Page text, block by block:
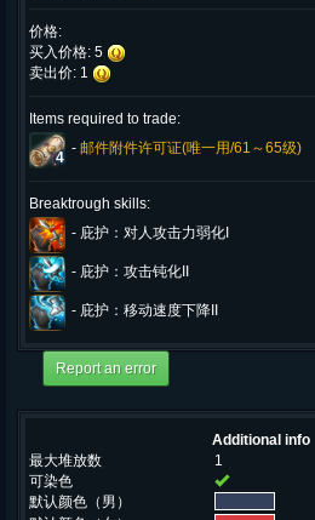
价格:
买入价格: 5
卖出价: 1
Items required to trade:
4
- 邮件附件许可证(唯一用/61～65级)
Breaktrough skills:
- 庇护：对人攻击力弱化I
- 庇护：攻击钝化II
- 庇护：移动速度下降II
Additional info
最大堆放数
1
可染色
默认颜色（男）